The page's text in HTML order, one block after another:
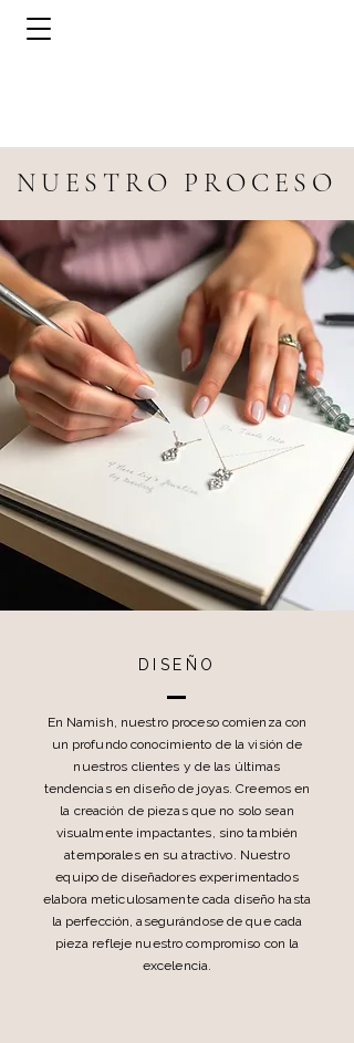
NUESTRO PROCESO
DISEÑO
En Namish, nuestro proceso comienza con
un profundo conocimiento de la visión de
nuestros clientes y de las últimas
tendencias en diseño de joyas. Creemos en
la creación de piezas que no solo sean
visualmente impactantes, sino también
atemporales en su atractivo. Nuestro
equipo de diseñadores experimentados
elabora meticulosamente cada diseño hasta
la perfección, asegurándose de que cada
pieza refleje nuestro compromiso con la
excelencia.